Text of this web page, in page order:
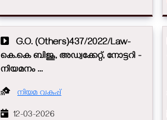
G.O. (Others)437/2022/Law-
കെ.കെ ബിജൂ, അഡ്വക്കേറ്റ്, നോട്ടറി -
നിയമനം ...
നിയമ വകുപ്പ്
12-03-2026